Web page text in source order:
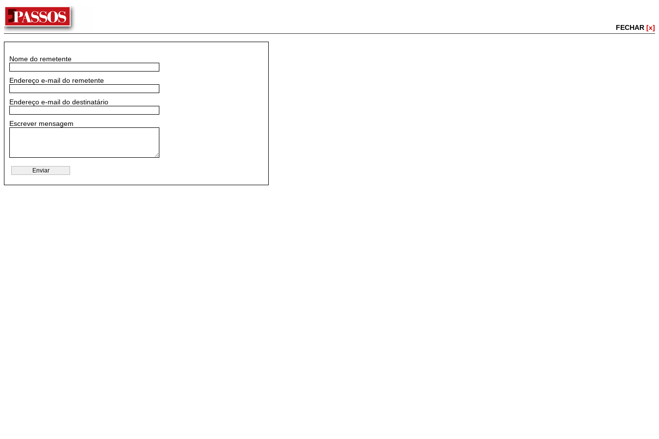
FECHAR [x]
Nome do remetente
Endereço e-mail do remetente
Endereço e-mail do destinatário
Escrever mensagem